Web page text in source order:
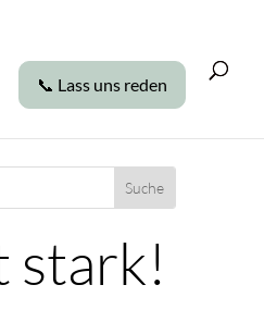
📞 Lass uns reden
stark!